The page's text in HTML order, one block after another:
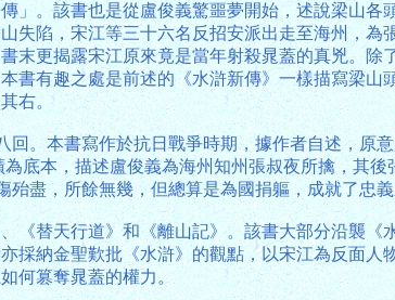
。該書也是從盧俊義驚噩夢開始，述說梁山
陷，宋江等三十六名反招安派出走至海州，
更揭露宋江原來竟是當年射殺晁蓋的真兇。除
有趣之處是前述的《水滸新傳》一樣描寫梁
右。
。本書寫作於抗日戰爭時期，據作者自述，原
底本，描述盧俊義為海州知州張叔夜所擒，其
盡，所餘無幾，但總算是為國捐軀，成就了忠
替天行道》和《離山記》。該書大部分沿襲
納金聖歎批《水滸》的觀點，以宋江為反面
何篡奪晁蓋的權力。